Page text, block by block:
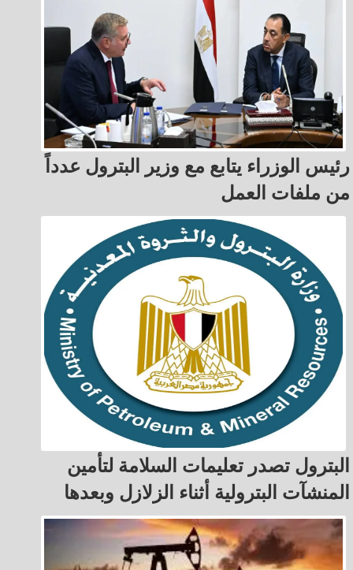
رئيس الوزراء يتابع مع وزير البترول عدداً
من ملفات العمل
البترول تصدر تعليمات السلامة لتأمين
المنشآت البترولية أثناء الزلازل وبعدها